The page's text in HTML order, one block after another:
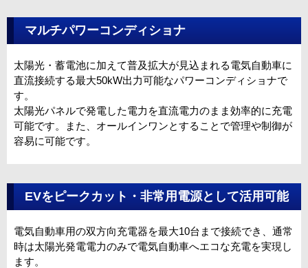
マルチパワーコンディショナ
太陽光・蓄電池に加えて普及拡大が見込まれる電気自動車に
直流接続する最大50kW出力可能なパワーコンディショナで
す。
太陽光パネルで発電した電力を直流電力のまま効率的に充電
可能です。また、オールインワンとすることで管理や制御が
容易に可能です。
EVをピークカット・非常用電源として活用可能
電気自動車用の双方向充電器を最大10台まで接続でき、通常
時は太陽光発電電力のみで電気自動車へエコな充電を実現し
ます。